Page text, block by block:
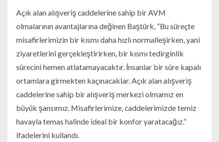
Açık alan alışveriş caddelerine sahip bir AVM
olmalarının avantajlarına değinen Baştürk, “Bu süreçte
misafirlerimizin bir kısmı daha hızlı normalleşirken, yani
ziyaretlerini gerçekleştirirken, bir kısmı tedirginlik
sürecini hemen atlatamayacaktır. İnsanlar bir süre kapalı
ortamlara girmekten kaçınacaklar. Açık alan alışveriş
caddelerine sahip bir alışveriş merkezi olmamız en
büyük şansımız. Misafirlerimize, caddelerimizde temiz
havayla temas halinde ideal bir konfor yaratacağız.”
ifadelerini kullandı.